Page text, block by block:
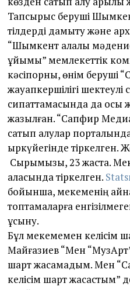
Тапсырыс беруші
тілдерді дамыту және
“Шымкент қалалық
ұйымы” мемлекеттік
кәсіпорны, өнім беруші
жауапкершілігі шектеулі
сипаттамасында да осы
жазылған. “Сапфир
сатып алулар
қыркүйегінде тіркелген.
Сырымқызы, 23 жаста.
қаласында тіркелген.
бойынша, мекеменің
топтамаларға
ұсыну.
Бұл мекемемен келісім
Майғазиев “Мен
шарт жасамадым. Мен
келісім шарт жасастым”